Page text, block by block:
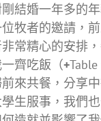
結婚一年多的
牧者的邀請，
常精心的安排
齊吃飯（+
來共餐，分享
生服事，我們